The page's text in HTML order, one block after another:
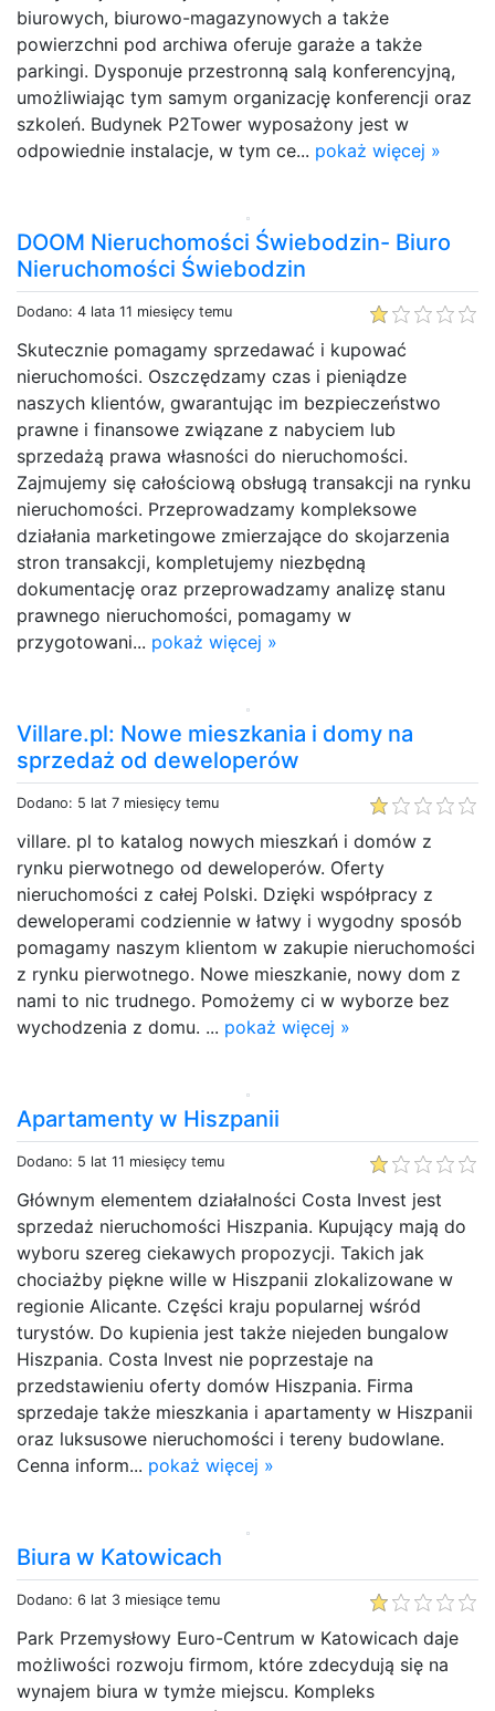
biurowych, biurowo-magazynowych a także
powierzchni pod archiwa oferuje garaże a także
parkingi. Dysponuje przestronną salą konferencyjną,
umożliwiając tym samym organizację konferencji oraz
szkoleń. Budynek P2Tower wyposażony jest w
odpowiednie instalacje, w tym ce... pokaż więcej »
DOOM Nieruchomości Świebodzin- Biuro
Nieruchomości Świebodzin
Dodano: 4 lata 11 miesięcy temu
Skutecznie pomagamy sprzedawać i kupować
nieruchomości. Oszczędzamy czas i pieniądze
naszych klientów, gwarantując im bezpieczeństwo
prawne i finansowe związane z nabyciem lub
sprzedażą prawa własności do nieruchomości.
Zajmujemy się całościową obsługą transakcji na rynku
nieruchomości. Przeprowadzamy kompleksowe
działania marketingowe zmierzające do skojarzenia
stron transakcji, kompletujemy niezbędną
dokumentację oraz przeprowadzamy analizę stanu
prawnego nieruchomości, pomagamy w
przygotowani... pokaż więcej »
Villare.pl: Nowe mieszkania i domy na
sprzedaż od deweloperów
Dodano: 5 lat 7 miesięcy temu
villare. pl to katalog nowych mieszkań i domów z
rynku pierwotnego od deweloperów. Oferty
nieruchomości z całej Polski. Dzięki współpracy z
deweloperami codziennie w łatwy i wygodny sposób
pomagamy naszym klientom w zakupie nieruchomości
z rynku pierwotnego. Nowe mieszkanie, nowy dom z
nami to nic trudnego. Pomożemy ci w wyborze bez
wychodzenia z domu. ... pokaż więcej »
Apartamenty w Hiszpanii
Dodano: 5 lat 11 miesięcy temu
Głównym elementem działalności Costa Invest jest
sprzedaż nieruchomości Hiszpania. Kupujący mają do
wyboru szereg ciekawych propozycji. Takich jak
chociażby piękne wille w Hiszpanii zlokalizowane w
regionie Alicante. Części kraju popularnej wśród
turystów. Do kupienia jest także niejeden bungalow
Hiszpania. Costa Invest nie poprzestaje na
przedstawieniu oferty domów Hiszpania. Firma
sprzedaje także mieszkania i apartamenty w Hiszpanii
oraz luksusowe nieruchomości i tereny budowlane.
Cenna inform... pokaż więcej »
Biura w Katowicach
Dodano: 6 lat 3 miesiące temu
Park Przemysłowy Euro-Centrum w Katowicach daje
możliwości rozwoju firmom, które zdecydują się na
wynajem biura w tymże miejscu. Kompleks